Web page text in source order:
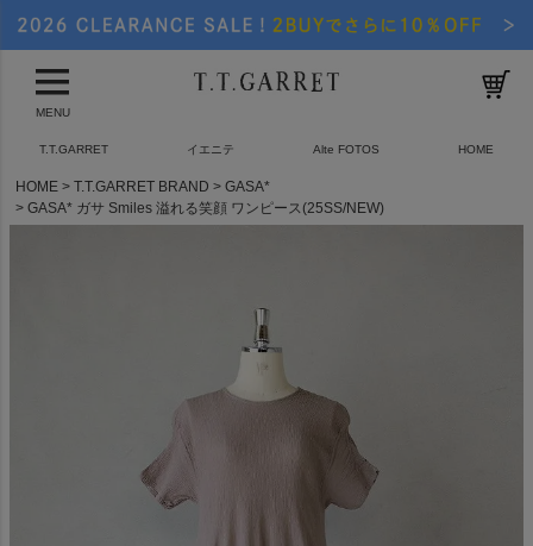
MENU
T.T.GARRET イエニテ Alte FOTOS HOME
HOME T.T.GARRET BRAND
GASA*
GASA* ガサ Smiles 溢れる笑顔 ワンピース(25SS/NEW)